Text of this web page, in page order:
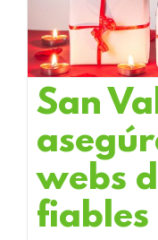
San
webs
fiables